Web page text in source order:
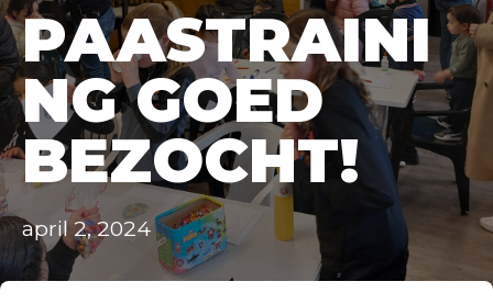
PAASTRAINI
NG GOED
BEZOCHT!
april 2, 2024